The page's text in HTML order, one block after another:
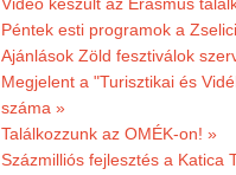
Péntek esti programok a
Ajánlások Zöld fesztiválok
Megjelent a "Turisztikai és
száma »
Találkozzunk az OMÉK-on! »
Százmilliós fejlesztés a Katica